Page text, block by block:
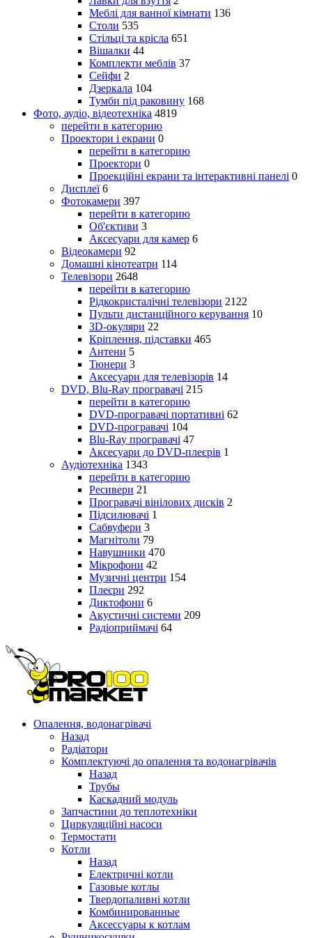
Меблі для ванної кімнати 136
Столи 535
Стільці та крісла 651
Вішалки 44
Комплекти меблів 37
Сейфи 2
Дзеркала 104
Тумби під раковину 168
Фото, аудіо, відеотехніка 4819
перейти в категорию
Проектори і екрани 0
перейти в категорию
Проектори 0
Проекційні екрани та інтерактивні панелі 0
Дисплеї 6
Фотокамери 397
перейти в категорию
Об'єктиви 3
Аксесуари для камер 6
Відеокамери 92
Домашні кінотеатри 114
Телевізори 2648
перейти в категорию
Рідкокристалічні телевізори 2122
Пульти дистанційного керування 10
3D-окуляри 22
Кріплення, підставки 465
Антени 5
Тюнери 3
Аксесуари для телевізорів 14
DVD, Blu-Ray програвачі 215
перейти в категорию
DVD-програвачі портативні 62
DVD-програвачі 104
Blu-Ray програвачі 47
Аксесуари до DVD-плеєрів 1
Аудіотехніка 1343
перейти в категорию
Ресивери 21
Програвачі вінілових дисків 2
Підсилювачі 1
Сабвуфери 3
Магнітоли 79
Навушники 470
Мікрофони 42
Музичні центри 154
Плеєри 292
Диктофони 6
Акустичні системи 209
Радіоприймачі 64
Опалення, водонагрівачі
Назад
Радіатори
Комплектуючі до опалення та водонагрівачів
Назад
Трубы
Каскадний модуль
Запчастини до теплотехніки
Циркуляційні насоси
Термостати
Котли
Назад
Електричні котли
Газовые котлы
Твердопаливні котли
Комбинированные
Аксессуары к котлам